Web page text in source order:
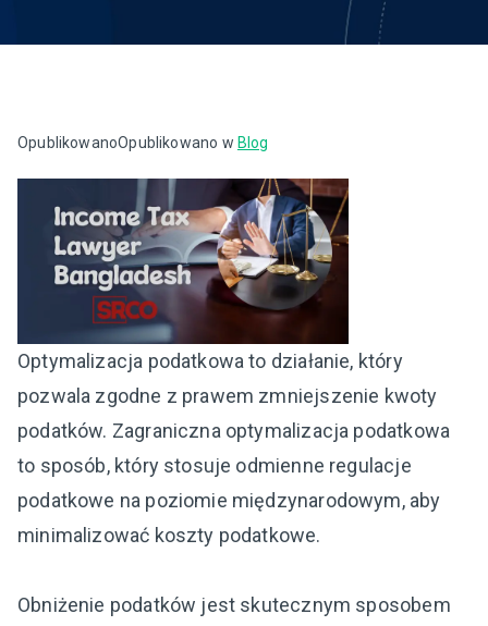
OpublikowanoOpublikowano w Blog
Optymalizacja podatkowa to działanie, który
pozwala zgodne z prawem zmniejszenie kwoty
podatków. Zagraniczna optymalizacja podatkowa
to sposób, który stosuje odmienne regulacje
podatkowe na poziomie międzynarodowym, aby
minimalizować koszty podatkowe.
Obniżenie podatków jest skutecznym sposobem